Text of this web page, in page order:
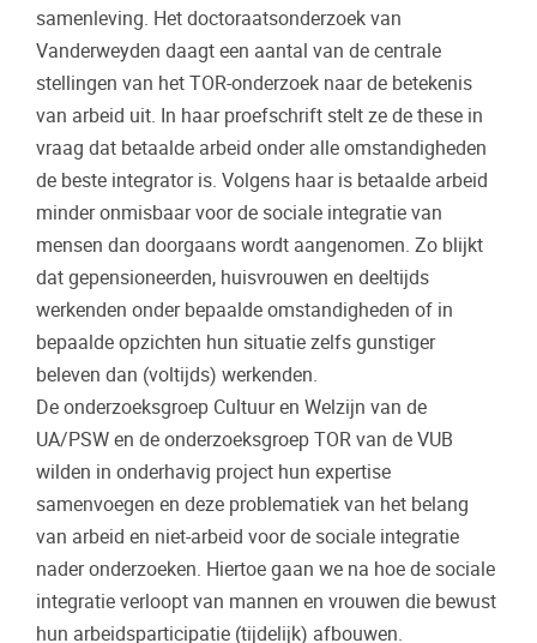
samenleving. Het doctoraatsonderzoek van
Vanderweyden daagt een aantal van de centrale
stellingen van het TOR-onderzoek naar de betekenis
van arbeid uit. In haar proefschrift stelt ze de these in
vraag dat betaalde arbeid onder alle omstandigheden
de beste integrator is. Volgens haar is betaalde arbeid
minder onmisbaar voor de sociale integratie van
mensen dan doorgaans wordt aangenomen. Zo blijkt
dat gepensioneerden, huisvrouwen en deeltijds
werkenden onder bepaalde omstandigheden of in
bepaalde opzichten hun situatie zelfs gunstiger
beleven dan (voltijds) werkenden.
De onderzoeksgroep Cultuur en Welzijn van de
UA/PSW en de onderzoeksgroep TOR van de VUB
wilden in onderhavig project hun expertise
samenvoegen en deze problematiek van het belang
van arbeid en niet-arbeid voor de sociale integratie
nader onderzoeken. Hiertoe gaan we na hoe de sociale
integratie verloopt van mannen en vrouwen die bewust
hun arbeidsparticipatie (tijdelijk) afbouwen.